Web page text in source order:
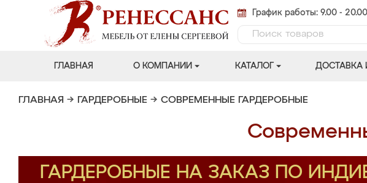
График работы: 9.00 -
ГЛАВНАЯ О КОМПАНИИ КАТАЛОГ ДОСТАВКА
ГЛАВНАЯ → ГАРДЕРОБНЫЕ → СОВРЕМЕННЫЕ ГАРДЕРОБНЫЕ
ГАРДЕРОБНЫЕ НА ЗАКАЗ ПО